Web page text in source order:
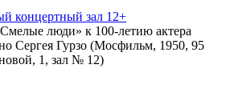
концертный зал 12+
люди» к 100-летию актера
Сергея Гурзо (Мосфильм, 1950, 95
1, зал № 12)